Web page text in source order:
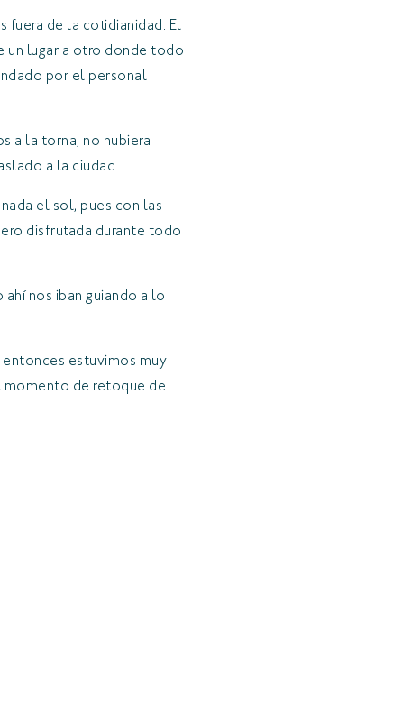
fuera de la cotidianidad. El
un lugar a otro donde todo
por el personal
a la torna, no hubiera
a la ciudad.
el sol, pues con las
disfrutada durante todo
nos iban guiando a lo
estuvimos muy
momento de retoque de